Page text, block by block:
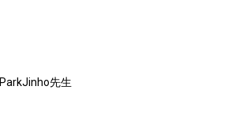
ParkJinho先生